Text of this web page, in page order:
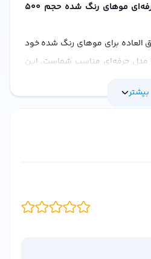
شامپو مو +کالیما مدل حرفه‌ای موهای رنگ شده حجم 500
العاده برای موهای رنگ شده خود
مدل حرفه‌ای مناسب شماست. این
در اختیار شما قرار گرفته است.
با فرمولی منحصر به فرد طراحی
می شود تا رنگ موهای شما
بیشتر